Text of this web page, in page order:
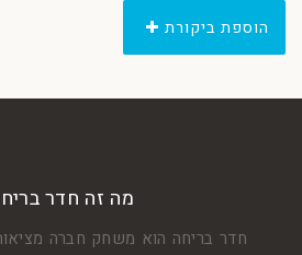
הוספת ביקורת
מה זה חדר
חדר בריחה הוא משחק חברה